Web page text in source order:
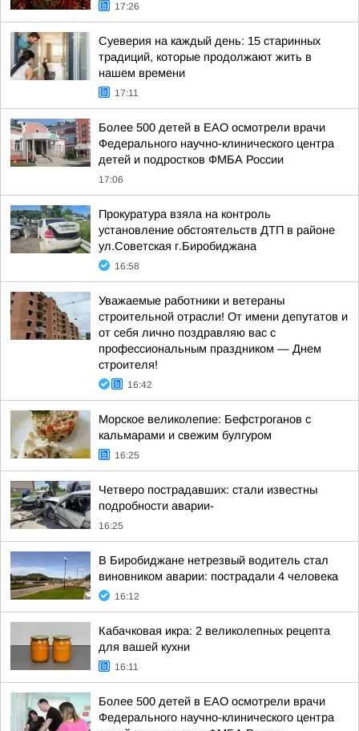
17:26
Суеверия на каждый день: 15 старинных
традиций, которые продолжают жить в
нашем времени
17:11
Более 500 детей в ЕАО осмотрели врачи
Федерального научно-клинического центра
детей и подростков ФМБА России
17:06
Прокуратура взяла на контроль
установление обстоятельств ДТП в районе
ул.Советская г.Биробиджана
16:58
Уважаемые работники и ветераны
строительной отрасли! От имени депутатов и
от себя лично поздравляю вас с
профессиональным праздником — Днем
строителя!
16:42
Морское великолепие: Бефстроганов с
кальмарами и свежим булгуром
16:25
Четверо пострадавших: стали известны
подробности аварии-
16:25
В Биробиджане нетрезвый водитель стал
виновником аварии: пострадали 4 человека
16:12
Кабачковая икра: 2 великолепных рецепта
для вашей кухни
16:11
Более 500 детей в ЕАО осмотрели врачи
Федерального научно-клинического центра